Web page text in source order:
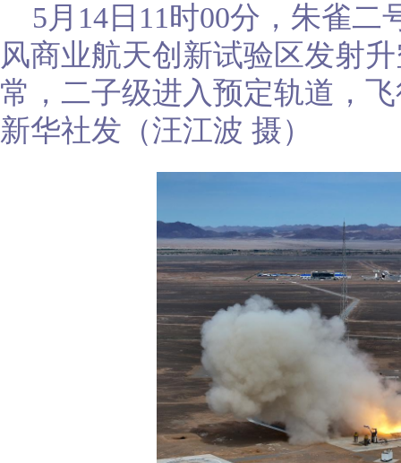
5月14日11时00分，朱雀
风商业航天创新试验区发射
常，二子级进入预定轨道，
新华社发（汪江波 摄）